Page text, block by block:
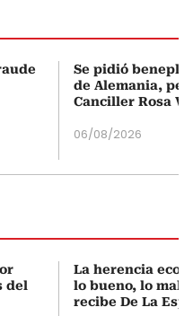
Se pidió
de Alemania,
Canciller Rosa
06/08/2026
del
La herencia
lo bueno, lo
recibe De La